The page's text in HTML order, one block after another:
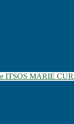
ITSOS MARIE